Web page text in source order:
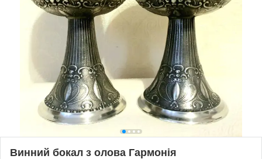
Винний бокал з олова Гармонія